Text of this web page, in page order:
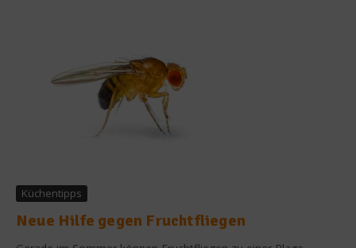
Küchentipps
Neue Hilfe gegen Fruchtfliegen